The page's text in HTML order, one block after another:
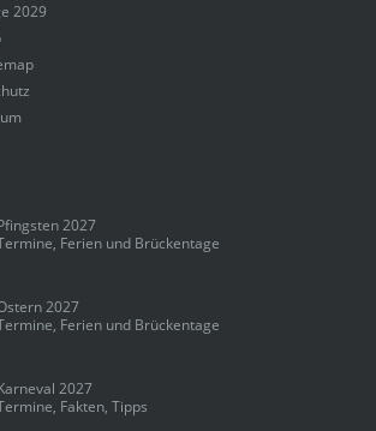
2029
2027
Ferien und Brückentage
2027
Ferien und Brückentage
2027
Fakten, Tipps